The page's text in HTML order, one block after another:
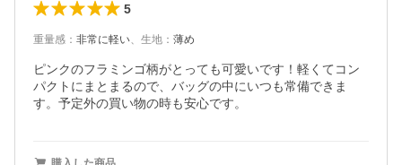
5
重量感 ： 非常に軽い、 生地 ： 薄め
ピンクのフラミンゴ柄がとっても可愛いです！軽くてコン
パクトにまとまるので、バッグの中にいつも常備できま
す。予定外の買い物の時も安心です。